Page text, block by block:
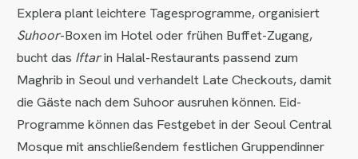
Explera plant leichtere Tagesprogramme, organisiert
Suhoor-Boxen im Hotel oder frühen Buffet-Zugang,
bucht das Iftarin Halal-Restaurants passend zum
Maghrib in Seoul und verhandelt Late Checkouts, damit
die Gäste nach dem Suhoor ausruhen können. Eid-
Programme können das Festgebet in der Seoul Central
Mosque mit anschließendem festlichen Gruppendinner